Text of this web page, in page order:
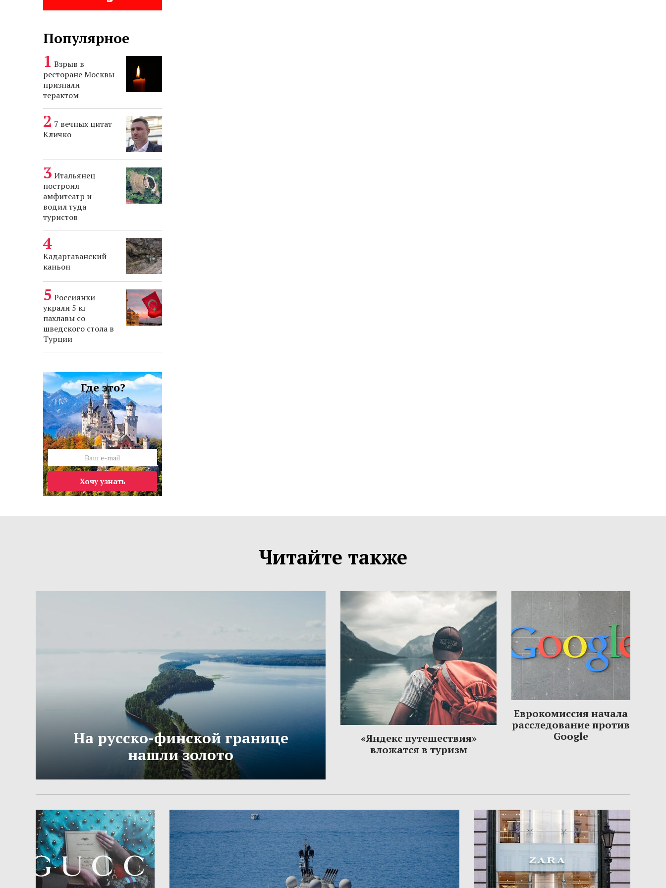
Популярное
Взрыв в
ресторане Москвы
признали
терактом
7 вечных цитат
Кличко
Итальянец
построил
амфитеатр и
водил туда
туристов
Кадаргаванский
каньон
Россиянки
украли 5 кг
пахлавы со
шведского стола в
Турции
Где это?
Хочу узнать
Читайте также
На русско-финской границе
нашли золото
«Яндекс путешествия»
вложатся в туризм
Еврокомиссия начала
расследование против
Google